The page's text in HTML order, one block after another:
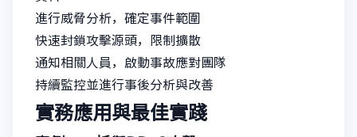
進行威脅分析，確定事件範圍
快速封鎖攻擊源頭，限制擴散
通知相關人員，啟動事故應對團隊
持續監控並進行事後分析與改善
實務應用與最佳實踐